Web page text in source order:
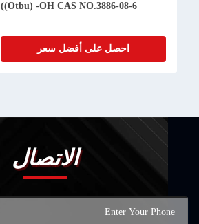
((Otbu) -OH CAS NO.3886-08-6
احصل على أفضل سعر
الاتصال